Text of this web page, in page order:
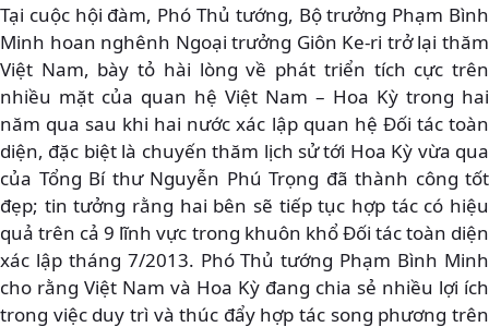
Tại cuộc hội đàm, Phó Thủ tướng, Bộ trưởng Phạm Bình
Minh hoan nghênh Ngoại trưởng Giôn Ke-ri trở lại thăm
Việt Nam, bày tỏ hài lòng về phát triển tích cực trên
nhiều mặt của quan hệ Việt Nam – Hoa Kỳ trong hai
năm qua sau khi hai nước xác lập quan hệ Đối tác toàn
diện, đặc biệt là chuyến thăm lịch sử tới Hoa Kỳ vừa qua
của Tổng Bí thư Nguyễn Phú Trọng đã thành công tốt
đẹp; tin tưởng rằng hai bên sẽ tiếp tục hợp tác có hiệu
quả trên cả 9 lĩnh vực trong khuôn khổ Đối tác toàn diện
xác lập tháng 7/2013. Phó Thủ tướng Phạm Bình Minh
cho rằng Việt Nam và Hoa Kỳ đang chia sẻ nhiều lợi ích
trong việc duy trì và thúc đẩy hợp tác song phương trên